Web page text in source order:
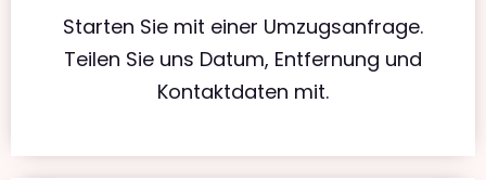
Starten Sie mit einer Umzugsanfrage.
Teilen Sie uns Datum, Entfernung und
Kontaktdaten mit.